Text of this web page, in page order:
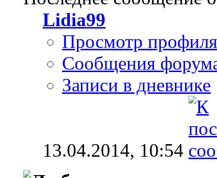
Lidia99
Просмотр профиля
Сообщения
Записи в дневнике
13.04.2014, 10:54